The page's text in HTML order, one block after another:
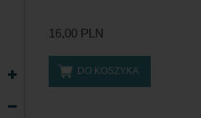
16,00 PLN
DO KOSZYKA